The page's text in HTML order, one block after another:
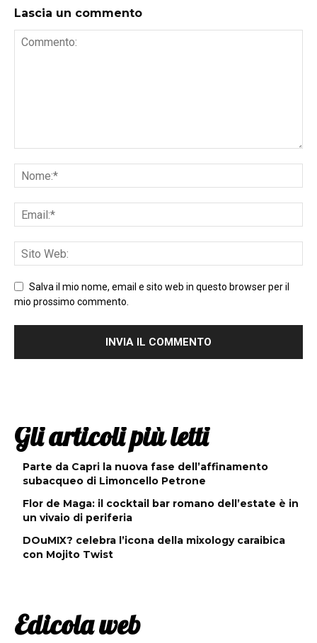
Lascia un commento
Salva il mio nome, email e sito web in questo browser per il
mio prossimo commento.
Gli articoli più letti
Parte da Capri la nuova fase dell’affinamento
subacqueo di Limoncello Petrone
Flor de Maga: il cocktail bar romano dell’estate è in
un vivaio di periferia
DOuMIX? celebra l’icona della mixology caraibica
con Mojito Twist
Edicola web